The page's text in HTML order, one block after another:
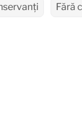
Fără